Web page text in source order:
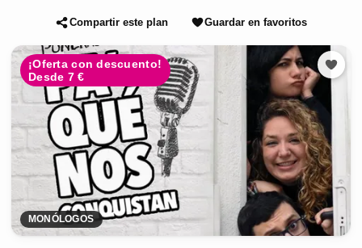
Compartir este plan Guardar en favoritos
¡Oferta con descuento!
Desde 7 €
MONÓLOGOS